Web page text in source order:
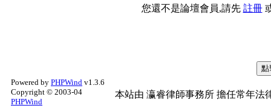
您還不是論壇會員,請先 註冊
Powered by PHPWind v1.3.6
Copyright © 2003-04
PHPWind
本站由 瀛睿律師事務所 擔任常年法